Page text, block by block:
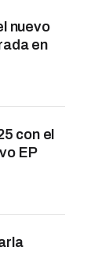
nuevo
en
con el
EP